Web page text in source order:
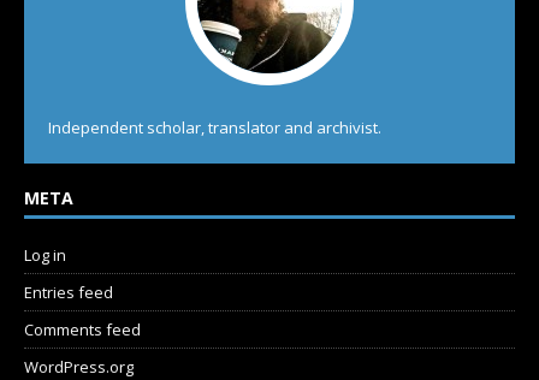
Independent scholar, translator and archivist.
META
Log in
Entries feed
Comments feed
WordPress.org